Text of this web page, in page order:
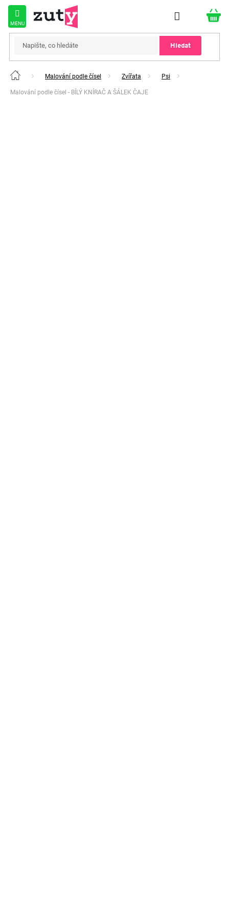
Přejít
obsah
Hledat
Domů Malování podle čísel Zvířata Psi
Malování podle čísel - BÍLÝ KNÍRAČ A ŠÁLEK ČAJE